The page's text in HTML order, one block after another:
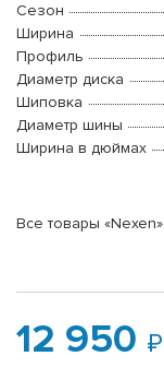
Сезон
Ширина
Профиль
Диаметр диска
Шиповка
Диаметр шины
Ширина в дюймах
Все товары «Nexen»
12 950